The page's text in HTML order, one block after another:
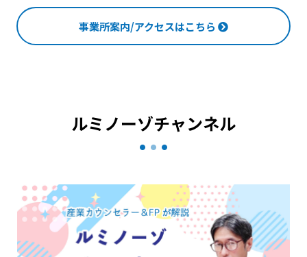
事業所案内/アクセスはこちら
ルミノーゾチャンネル